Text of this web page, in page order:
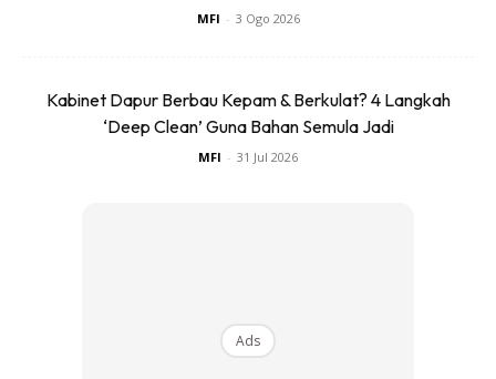
MFI - 3 Ogo 2026
Kabinet Dapur Berbau Kepam & Berkulat? 4 Langkah
‘Deep Clean’ Guna Bahan Semula Jadi
MFI - 31 Jul 2026
Ads